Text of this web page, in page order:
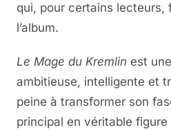
qui, pour certains lecteurs,
l’album.
Le Mage du Kremlin est
ambitieuse, intelligente et
peine à transformer son
principal en véritable